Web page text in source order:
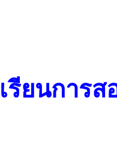
รียนการ